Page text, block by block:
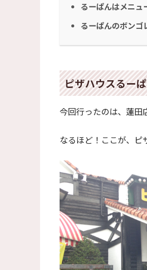
るーぱんはメニュ
るーぱんのボンゴ
ピザハウスるー
今回行ったのは、蓮田
なるほど！ここが、ピ